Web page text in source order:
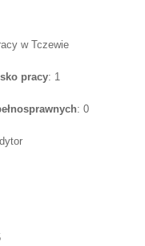
w Tczewie
pracy: 1
: 0